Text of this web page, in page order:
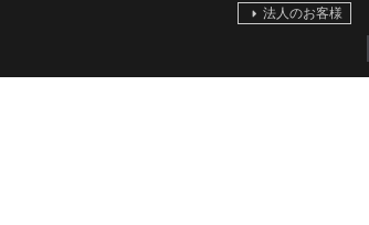
法人のお客様